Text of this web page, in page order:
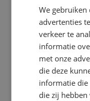
AVG-conform
gegevens in
Zo gaat u van
Account
We
advertenties
verkeer te
informatie
met onze
die deze
informatie die
die zij